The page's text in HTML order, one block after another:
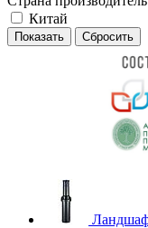
Китай
Сбросить